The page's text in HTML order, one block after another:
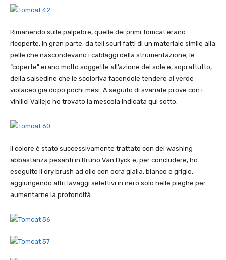
Rimanendo sulle palpebre, quelle dei primi Tomcat erano
ricoperte, in gran parte, da teli scuri fatti di un materiale simile alla
pelle che nascondevano i cablaggi della strumentazione; le
“coperte” erano molto soggette all’azione del sole e, soprattutto,
della salsedine che le scoloriva facendole tendere al verde
violaceo già dopo pochi mesi. A seguito di svariate prove con i
vinilici Vallejo ho trovato la mescola indicata qui sotto:
Il colore è stato successivamente trattato con dei washing
abbastanza pesanti in Bruno Van Dyck e, per concludere, ho
eseguito il dry brush ad olio con ocra gialla, bianco e grigio,
aggiungendo altri lavaggi selettivi in nero solo nelle pieghe per
aumentarne la profondità.